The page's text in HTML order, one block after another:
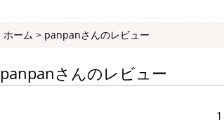
ホーム > panpanさんのレビュー
panpanさんのレビュー